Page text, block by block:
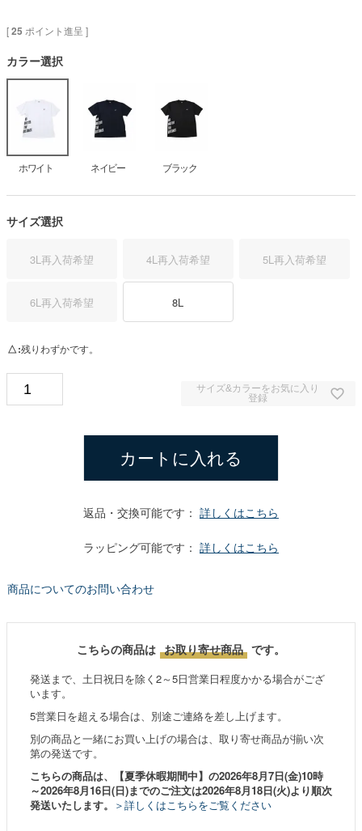
[25 ポイント進呈 ]
カラー選択
ホワイト ネイビー ブラック
サイズ選択
3L再入荷希望 4L再入荷希望 5L再入荷希望
6L再入荷希望 8L
△ 残りわずかです。
サイズ&カラーをお気に入り
登録
カートに入れる
返品・交換可能です： 詳しくはこちら
ラッピング可能です： 詳しくはこちら
商品についてのお問い合わせ
こちらの商品は お取り寄せ商品 です。
発送まで、土日祝日を除く2～5日営業日程度かかる場合がござ
います。
5営業日を超える場合は、別途ご連絡を差し上げます。
別の商品と一緒にお買い上げの場合は、取り寄せ商品が揃い次
第の発送です。
こちらの商品は、【夏季休暇期間中】の2026年8月7日(金)10時
～2026年8月16日(日)までのご注文は2026年8月18日(火)より順次
発送いたします。 ＞詳しくはこちらをご覧ください